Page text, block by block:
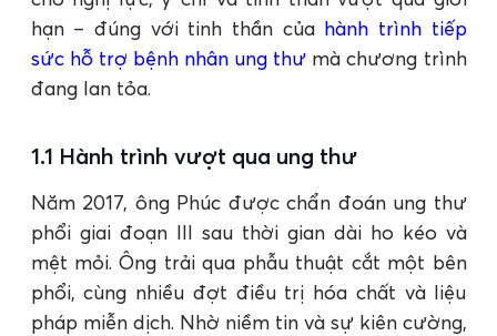
hạn – đúng với tinh thần của hành trình tiếp
sức hỗ trợ bệnh nhân ung thư mà chương trình
đang lan tỏa.
1.1 Hành trình vượt qua ung thư
Năm 2017, ông Phúc được chẩn đoán ung thư
phổi giai đoạn III sau thời gian dài ho kéo và
mệt mỏi. Ông trải qua phẫu thuật cắt một bên
phổi, cùng nhiều đợt điều trị hóa chất và liệu
pháp miễn dịch. Nhờ niềm tin và sự kiên cường,